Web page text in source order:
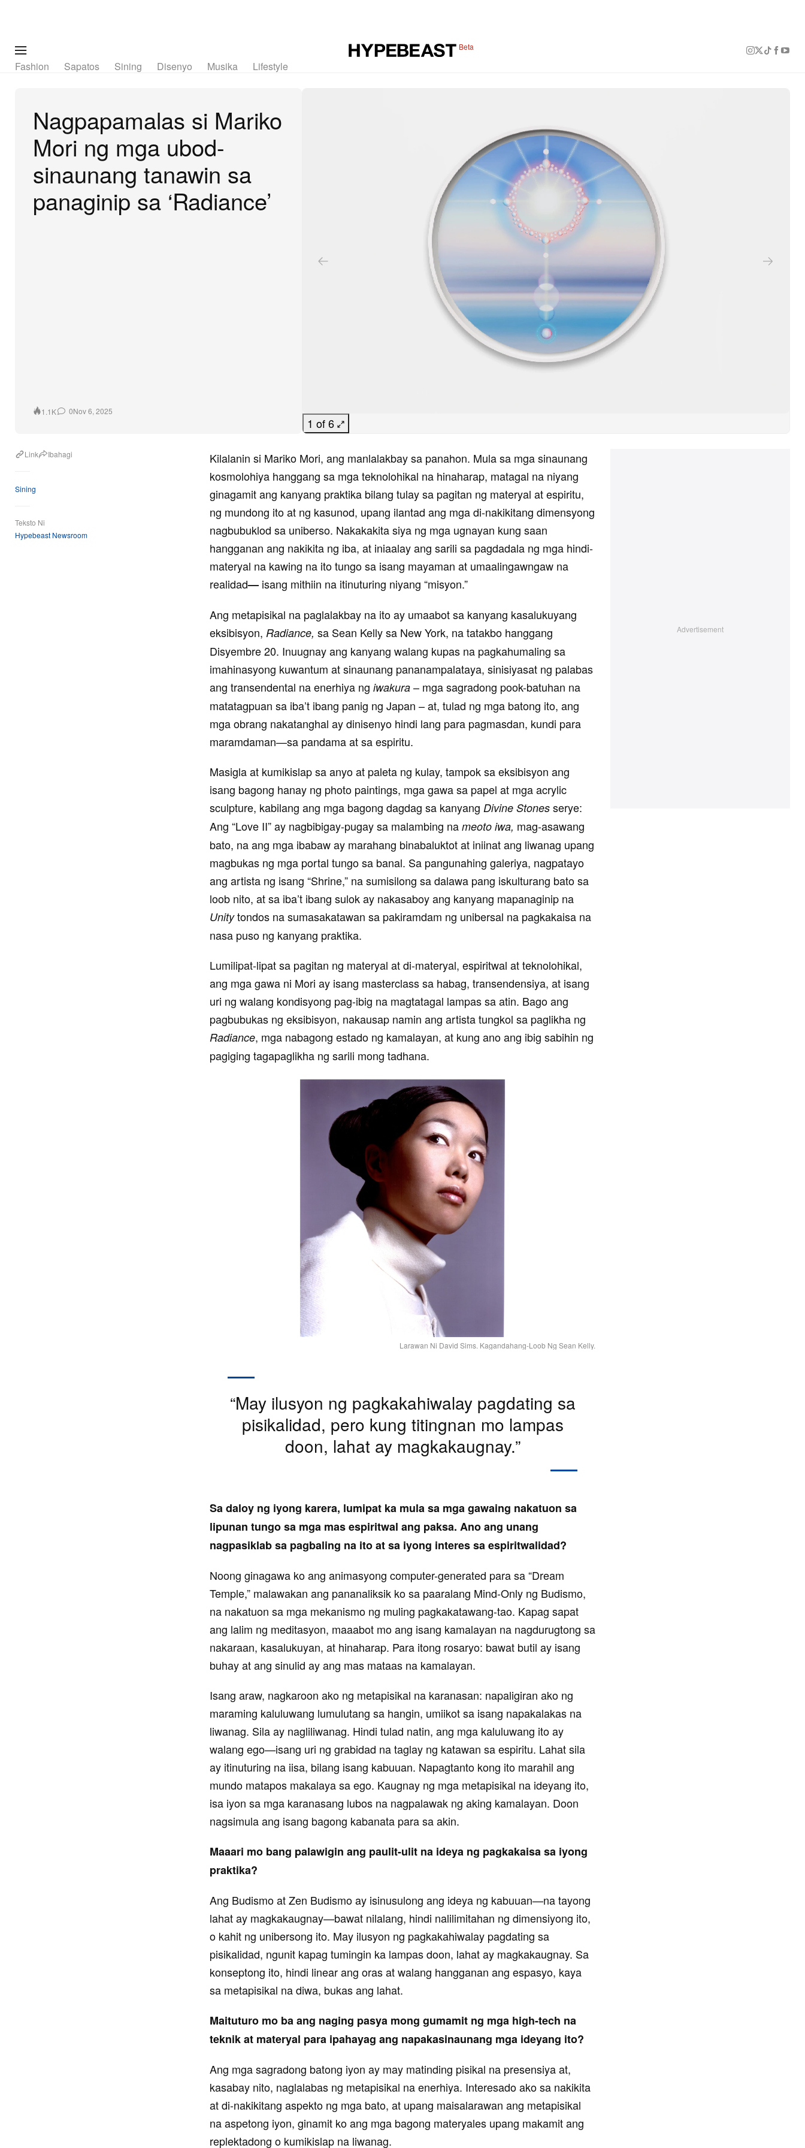
Beta
Fashion Sapatos Sining Disenyo Musika Lifestyle
Nagpapamalas si Mariko
Mori ng mga ubod-
sinaunang tanawin sa
panaginip sa ‘Radiance’
1.1K 0Nov 6, 2025
1 of 6
Link Ibahagi
Sining
Teksto Ni
Hypebeast Newsroom
Kilalanin si Mariko Mori, ang manlalakbay sa panahon. Mula sa mga sinaunang
kosmolohiya hanggang sa mga teknolohikal na hinaharap, matagal na niyang
ginagamit ang kanyang praktika bilang tulay sa pagitan ng materyal at espiritu,
ng mundong ito at ng kasunod, upang ilantad ang mga di-nakikitang dimensyong
nagbubuklod sa uniberso. Nakakakita siya ng mga ugnayan kung saan
hangganan ang nakikita ng iba, at iniaalay ang sarili sa pagdadala ng mga hindi-
materyal na kawing na ito tungo sa isang mayaman at umaalingawngaw na
realidad— isang mithiin na itinuturing niyang “misyon.”
Ang metapisikal na paglalakbay na ito ay umaabot sa kanyang kasalukuyang
eksibisyon, Radiance, sa Sean Kelly sa New York, na tatakbo hanggang
Disyembre 20. Inuugnay ang kanyang walang kupas na pagkahumaling sa
imahinasyong kuwantum at sinaunang pananampalataya, sinisiyasat ng palabas
ang transendental na enerhiya ng iwakura – mga sagradong pook-batuhan na
matatagpuan sa iba’t ibang panig ng Japan – at, tulad ng mga batong ito, ang
mga obrang nakatanghal ay dinisenyo hindi lang para pagmasdan, kundi para
maramdaman—sa pandama at sa espiritu.
Masigla at kumikislap sa anyo at paleta ng kulay, tampok sa eksibisyon ang
isang bagong hanay ng photo paintings, mga gawa sa papel at mga acrylic
sculpture, kabilang ang mga bagong dagdag sa kanyang Divine Stones serye:
Ang “Love II” ay nagbibigay-pugay sa malambing na meoto iwa, mag-asawang
bato, na ang mga ibabaw ay marahang binabaluktot at iniinat ang liwanag upang
magbukas ng mga portal tungo sa banal. Sa pangunahing galeriya, nagpatayo
ang artista ng isang “Shrine,” na sumisilong sa dalawa pang iskulturang bato sa
loob nito, at sa iba’t ibang sulok ay nakasaboy ang kanyang mapanaginip na
Unitytondos na sumasakatawan sa pakiramdam ng unibersal na pagkakaisa na
nasa puso ng kanyang praktika.
Lumilipat-lipat sa pagitan ng materyal at di-materyal, espiritwal at teknolohikal,
ang mga gawa ni Mori ay isang masterclass sa habag, transendensiya, at isang
uri ng walang kondisyong pag-ibig na magtatagal lampas sa atin. Bago ang
pagbubukas ng eksibisyon, nakausap namin ang artista tungkol sa paglikha ng
Radiance, mga nabagong estado ng kamalayan, at kung ano ang ibig sabihin ng
pagiging tagapaglikha ng sarili mong tadhana.
Larawan Ni David Sims. Kagandahang-Loob Ng Sean Kelly.
“May ilusyon ng pagkakahiwalay pagdating sa
pisikalidad, pero kung titingnan mo lampas
doon, lahat ay magkakaugnay.”
Sa daloy ng iyong karera, lumipat ka mula sa mga gawaing nakatuon sa
lipunan tungo sa mga mas espiritwal ang paksa. Ano ang unang
nagpasiklab sa pagbaling na ito at sa iyong interes sa espiritwalidad?
Noong ginagawa ko ang animasyong computer-generated para sa “Dream
Temple,” malawakan ang pananaliksik ko sa paaralang Mind-Only ng Budismo,
na nakatuon sa mga mekanismo ng muling pagkakatawang-tao. Kapag sapat
ang lalim ng meditasyon, maaabot mo ang isang kamalayan na nagdurugtong sa
nakaraan, kasalukuyan, at hinaharap. Para itong rosaryo: bawat butil ay isang
buhay at ang sinulid ay ang mas mataas na kamalayan.
Isang araw, nagkaroon ako ng metapisikal na karanasan: napaligiran ako ng
maraming kaluluwang lumulutang sa hangin, umiikot sa isang napakalakas na
liwanag. Sila ay nagliliwanag. Hindi tulad natin, ang mga kaluluwang ito ay
walang ego—isang uri ng grabidad na taglay ng katawan sa espiritu. Lahat sila
ay itinuturing na iisa, bilang isang kabuuan. Napagtanto kong ito marahil ang
mundo matapos makalaya sa ego. Kaugnay ng mga metapisikal na ideyang ito,
isa iyon sa mga karanasang lubos na nagpalawak ng aking kamalayan. Doon
nagsimula ang isang bagong kabanata para sa akin.
Maaari mo bang palawigin ang paulit-ulit na ideya ng pagkakaisa sa iyong
praktika?
Ang Budismo at Zen Budismo ay isinusulong ang ideya ng kabuuan—na tayong
lahat ay magkakaugnay—bawat nilalang, hindi nalilimitahan ng dimensiyong ito,
o kahit ng unibersong ito. May ilusyon ng pagkakahiwalay pagdating sa
pisikalidad, ngunit kapag tumingin ka lampas doon, lahat ay magkakaugnay. Sa
konseptong ito, hindi linear ang oras at walang hangganan ang espasyo, kaya
sa metapisikal na diwa, bukas ang lahat.
Maituturo mo ba ang naging pasya mong gumamit ng mga high-tech na
teknik at materyal para ipahayag ang napakasinaunang mga ideyang ito?
Ang mga sagradong batong iyon ay may matinding pisikal na presensiya at,
kasabay nito, naglalabas ng metapisikal na enerhiya. Interesado ako sa nakikita
at di-nakikitang aspekto ng mga bato, at upang maisalarawan ang metapisikal
na aspetong iyon, ginamit ko ang mga bagong materyales upang makamit ang
replektadong o kumikislap na liwanag.